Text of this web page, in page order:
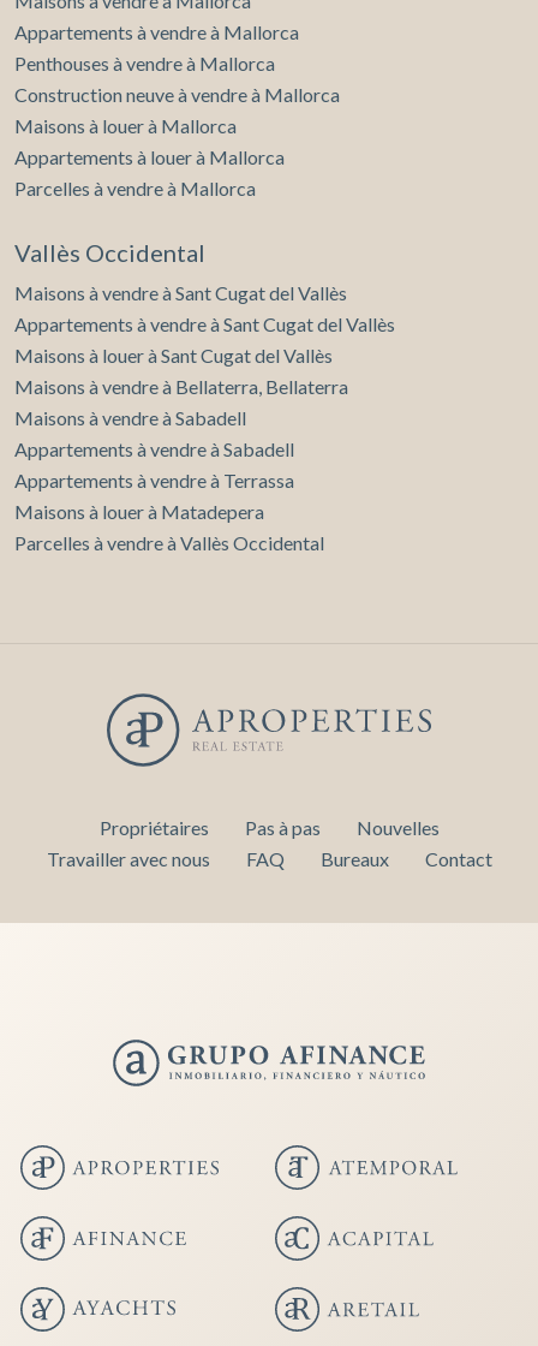
Appartements à vendre à Mallorca
Penthouses à vendre à Mallorca
Construction neuve à vendre à Mallorca
Maisons à louer à Mallorca
Appartements à louer à Mallorca
Parcelles à vendre à Mallorca
Vallès Occidental
Maisons à vendre à Sant Cugat del Vallès
Appartements à vendre à Sant Cugat del Vallès
Maisons à louer à Sant Cugat del Vallès
Maisons à vendre à Bellaterra, Bellaterra
Maisons à vendre à Sabadell
Appartements à vendre à Sabadell
Appartements à vendre à Terrassa
Maisons à louer à Matadepera
Parcelles à vendre à Vallès Occidental
Propriétaires Pas à pas
Nouvelles
Travailler avec nous
FAQ Bureaux Contact